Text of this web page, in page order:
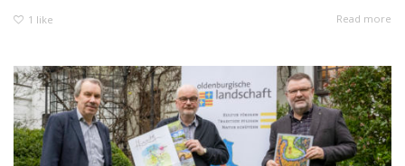
1 like Read more